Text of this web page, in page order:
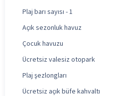
Plaj barı sayısı - 1
Açık sezonluk havuz
Çocuk havuzu
Ücretsiz valesiz otopark
Plaj şezlongları
Ücretsiz açık büfe kahvaltı